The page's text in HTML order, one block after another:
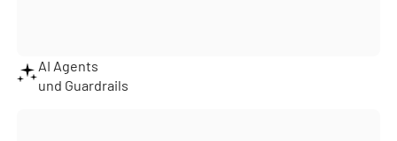
AI Agents
und Guardrails